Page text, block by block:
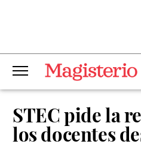
STEC pide la
los docentes